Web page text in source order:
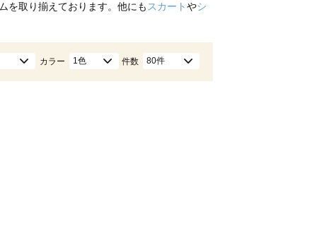
を取り揃えております。他にも スカートやシ
カラー 1色 件数 80件